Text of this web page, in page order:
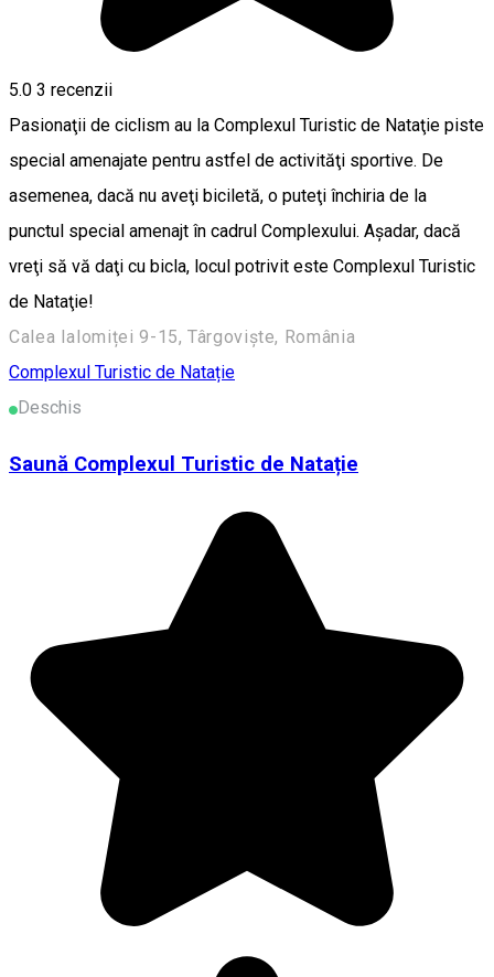
5.0 3 recenzii
Pasionaţii de ciclism au la Complexul Turistic de Nataţie piste
special amenajate pentru astfel de activităţi sportive. De
asemenea, dacă nu aveţi biciletă, o puteţi închiria de la
punctul special amenajt în cadrul Complexului. Aşadar, dacă
vreţi să vă daţi cu bicla, locul potrivit este Complexul Turistic
de Nataţie!
Calea Ialomiței 9-15, Târgoviște, România
Complexul Turistic de Natație
Deschis
Saună Complexul Turistic de Natație